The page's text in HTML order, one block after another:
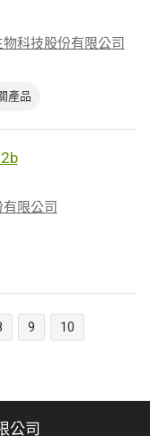
科技股份有限公司
產品
限公司
9
10
公司